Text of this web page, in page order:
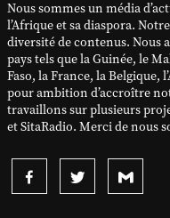
Nous sommes un média
l’Afrique et sa diaspora.
diversité de contenus. Nous
pays tels que la Guinée, le
Faso, la France, la Belgique,
pour ambition d’accroître
travaillons sur plusieurs
et SitaRadio. Merci de nous